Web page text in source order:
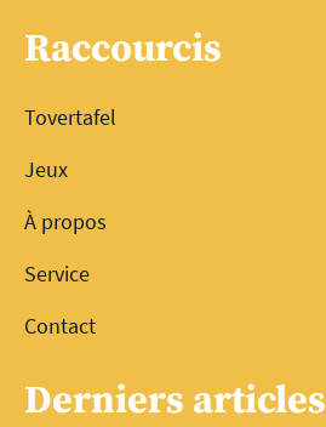
Raccourcis
Tovertafel
Jeux
À propos
Service
Contact
Derniers articles